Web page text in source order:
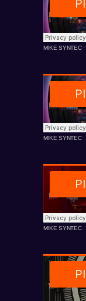
MIKE SYNTEC·
MIKE SYNTEC·
MIKE SYNTEC·